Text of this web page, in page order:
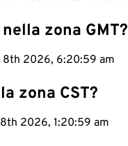
zona GMT?
8th 2026, 6:21:00 am
zona CST?
2026, 1:21:00 am